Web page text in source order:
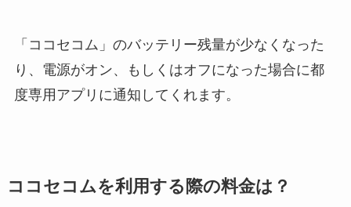
「ココセコム」のバッテリー残量が少なくなった
り、電源がオン、もしくはオフになった場合に都
度専用アプリに通知してくれます。
ココセコムを利用する際の料金は？